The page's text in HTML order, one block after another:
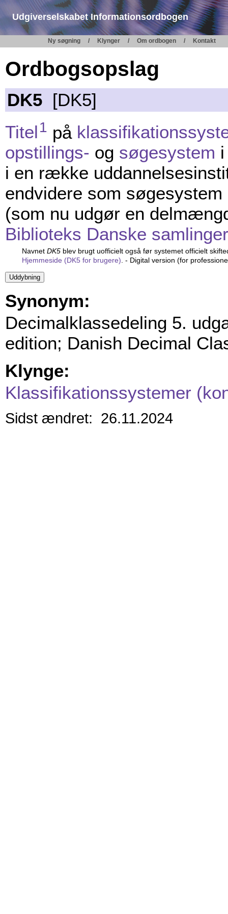
Udgiverselskabet Informationsordbogen
Ny søgning Klynger Om ordbogen Kontakt
Ordbogsopslag
DK5 [DK5]
Titel1 på
opstillings- og søgesystem
i en række
endvidere som
(som nu udgør en
Biblioteks Danske samlinger
Navnet DK5blev brugt uofficielt også før systemet officielt
Hjemmeside (DK5 for brugere) . - Digital version (for
Synonym:
Decimalklassedeling 5.
edition; Danish Decimal
Klynge:
Klassifikationssystemer
Sidst ændret: 26.11.2024